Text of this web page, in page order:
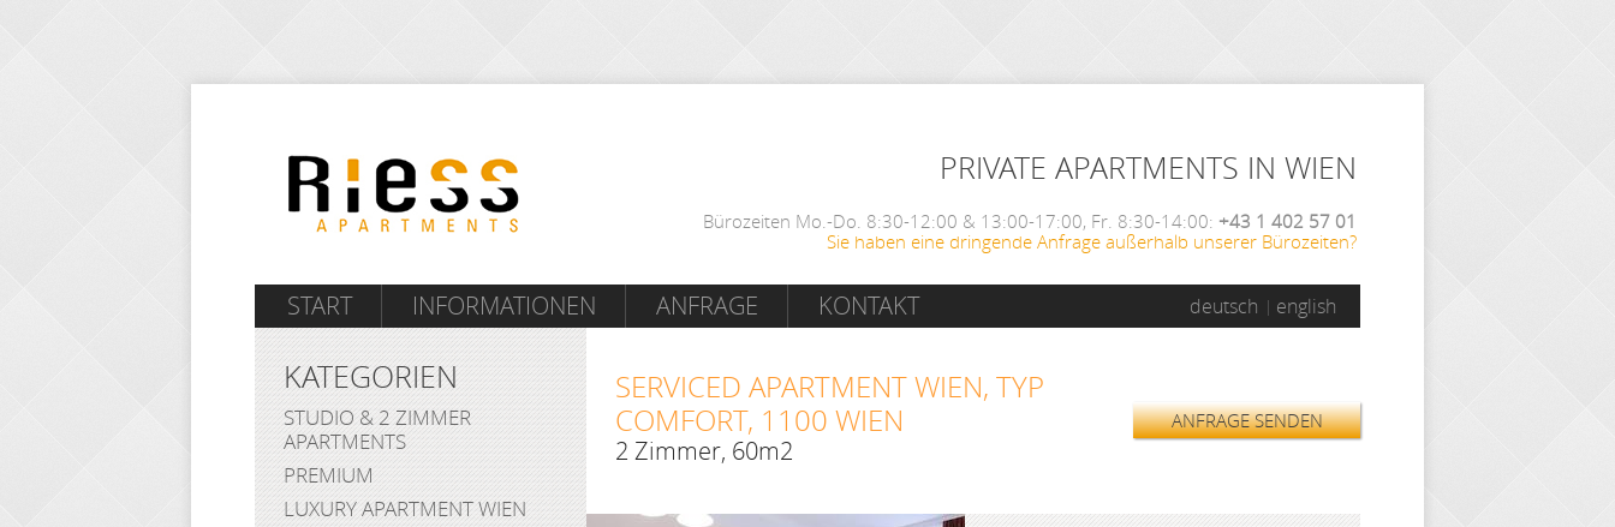
PRIVATE APARTMENTS IN WIEN
Bürozeiten Mo.-Do. 8:30-12:00 & 13:00-17:00, Fr. 8:30-14:00: +43 1 402 57 01
Sie haben eine dringende Anfrage außerhalb unserer Bürozeiten?
START INFORMATIONEN ANFRAGE KONTAKT deutsch english
SERVICED APARTMENT WIEN, TYP
COMFORT, 1100 WIEN
2 Zimmer, 60m2
ANFRAGE SENDEN
KATEGORIEN
STUDIO & 2 ZIMMER
APARTMENTS
PREMIUM
LUXURY APARTMENT WIEN